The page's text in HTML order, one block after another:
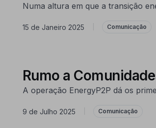
Numa altura em que a transição
15 de Janeiro 2025 Comunicação
Rumo a
A operação EnergyP2P dá os
9 de Julho 2025 Comunicação